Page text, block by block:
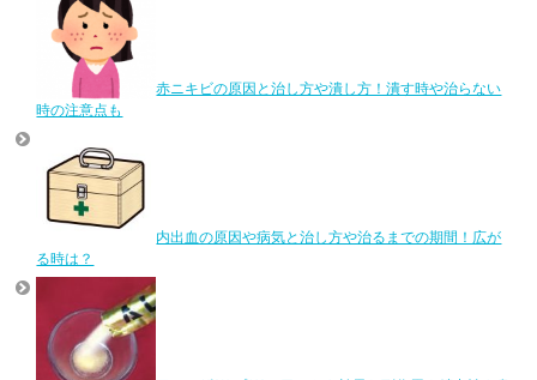
赤ニキビの原因と治し方や潰し方！潰す時や治らない
時の注意点も
内出血の原因や病気と治し方や治るまでの期間！広が
る時は？